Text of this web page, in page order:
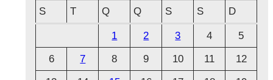
q
S
T Q Q S S D
1 2 3 4
5
6
7 8 9 10 11
12